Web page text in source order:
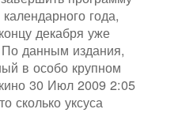
года,
декабря уже
данным издания,
в особо крупном
30 Июл 2009 2:05
сколько уксуса